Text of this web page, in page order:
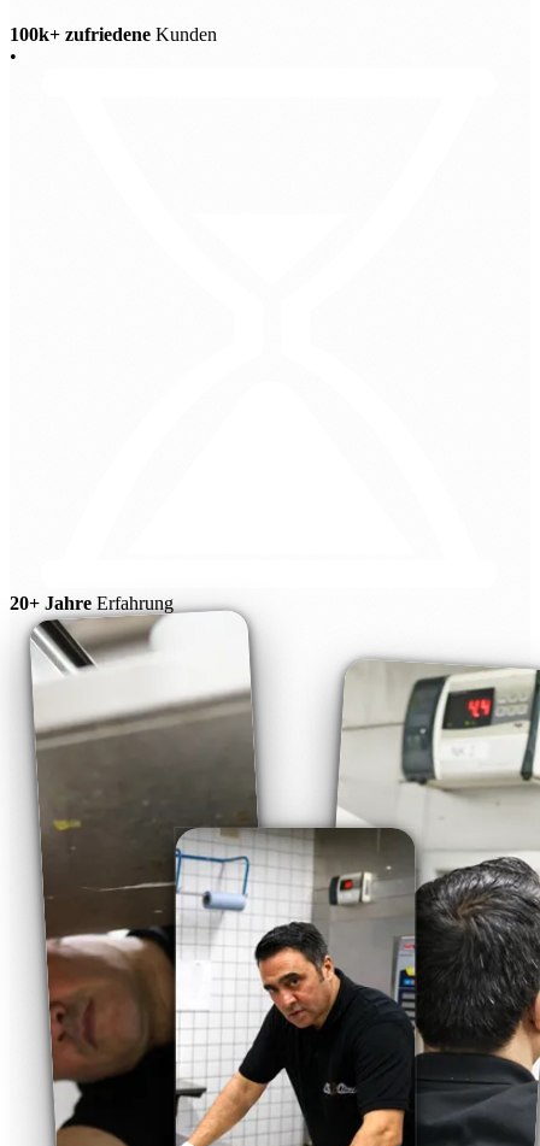
100k+ zufriedene Kunden
•
20+ Jahre Erfahrung